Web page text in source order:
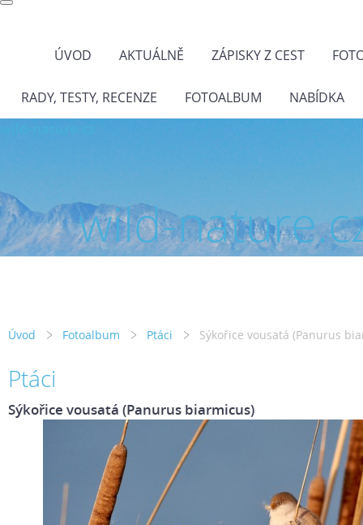
ÚVOD AKTUÁLNĚ ZÁPISKY Z CEST
RADY, TESTY, RECENZE FOTOALBUM NABÍDKA
wild-
Úvod Fotoalbum Ptáci Sýkořice vousatá (Panurus
Ptáci
Sýkořice vousatá (Panurus biarmicus)